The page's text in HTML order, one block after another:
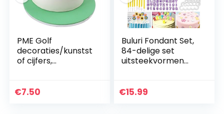
PME Golf
decoraties/kunstst
of cijfers,
x 12,1 x 3,6 cm
€7.50
Buluri Fondant Set,
84-delige set
uitsteekvormen
bakaccessoires,
€15.99